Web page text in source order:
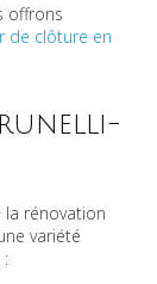
offrons
de clôture en
la rénovation
variété
: